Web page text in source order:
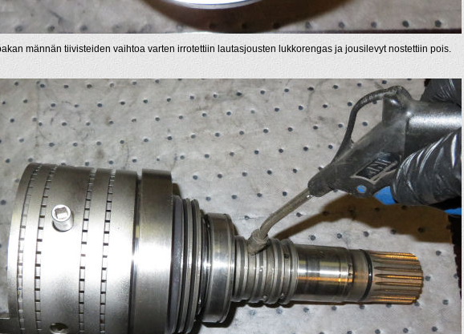
männän tiivisteiden vaihtoa varten irrotettiin lautasjousten lukkorengas ja jousilevyt nostettiin pois.